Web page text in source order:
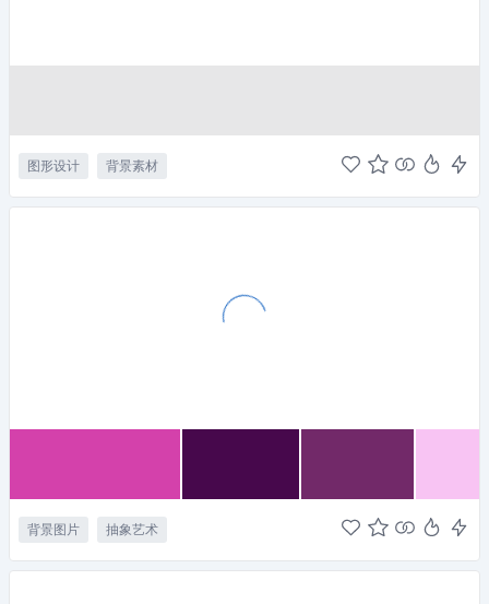
图形设计 背景素材
背景图片 抽象艺术